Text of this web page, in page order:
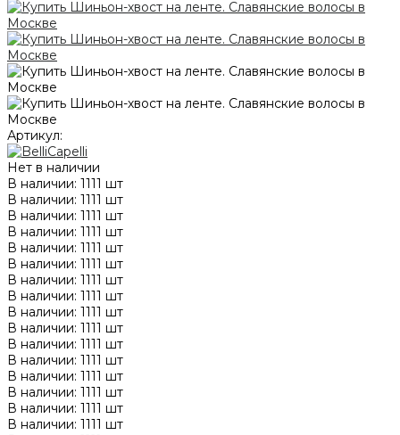
Артикул:
Нет в наличии
В наличии: 1111 шт
В наличии: 1111 шт
В наличии: 1111 шт
В наличии: 1111 шт
В наличии: 1111 шт
В наличии: 1111 шт
В наличии: 1111 шт
В наличии: 1111 шт
В наличии: 1111 шт
В наличии: 1111 шт
В наличии: 1111 шт
В наличии: 1111 шт
В наличии: 1111 шт
В наличии: 1111 шт
В наличии: 1111 шт
В наличии: 1111 шт